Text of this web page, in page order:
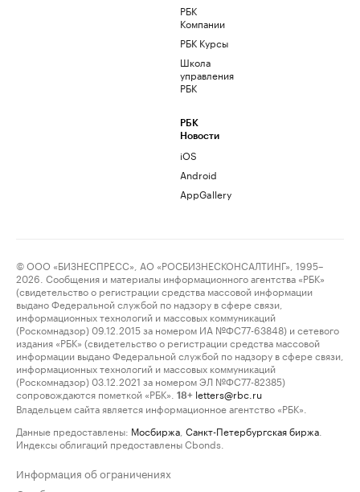
РБК
Компании
РБК Курсы
Школа
управления
РБК
РБК
Новости
iOS
Android
AppGallery
© ООО «БИЗНЕСПРЕСС», АО «РОСБИЗНЕСКОНСАЛТИНГ», 1995–
2026. Сообщения и материалы информационного агентства «РБК»
(свидетельство о регистрации средства массовой информации
выдано Федеральной службой по надзору в сфере связи,
информационных технологий и массовых коммуникаций
(Роскомнадзор) 09.12.2015 за номером ИА №ФС77-63848) и сетевого
издания «РБК» (свидетельство о регистрации средства массовой
информации выдано Федеральной службой по надзору в сфере связи,
информационных технологий и массовых коммуникаций
(Роскомнадзор) 03.12.2021 за номером ЭЛ №ФС77-82385)
сопровождаются пометкой «РБК».
18+ letters@rbc.ru
Владельцем сайта является информационное агентство «РБК».
Данные предоставлены: Мосбиржа Санкт-Петербургская биржа
Индексы облигаций предоставлены Cbonds.
Информация об ограничениях